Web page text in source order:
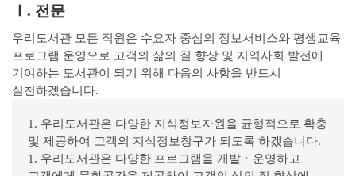
Ⅰ. 전문
우리도서관 모든 직원은 수요자 중심의 정보서비스와 평생교육
프로그램 운영으로 고객의 삶의 질 향상 및 지역사회 발전에
기여하는 도서관이 되기 위해 다음의 사항을 반드시
실천하겠습니다.
1. 우리도서관은 다양한 지식정보자원을 균형적으로 확충
및 제공하여 고객의 지식정보창구가 되도록 하겠습니다.
1. 우리도서관은 다양한 프로그램을 개발ㆍ운영하고